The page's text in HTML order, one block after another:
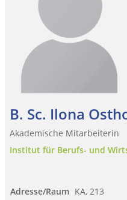
B. Sc. Ilona
Akademische Mitarbeiterin
Institut für Berufs- und
Adresse/Raum KA, 213